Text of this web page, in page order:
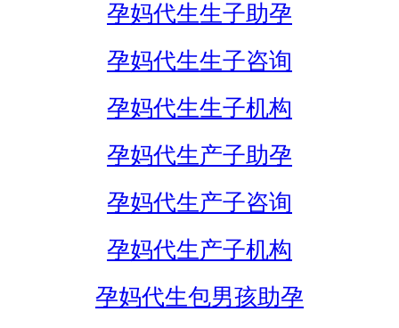
孕妈代生生子助孕
孕妈代生生子咨询
孕妈代生生子机构
孕妈代生产子助孕
孕妈代生产子咨询
孕妈代生产子机构
孕妈代生包男孩助孕